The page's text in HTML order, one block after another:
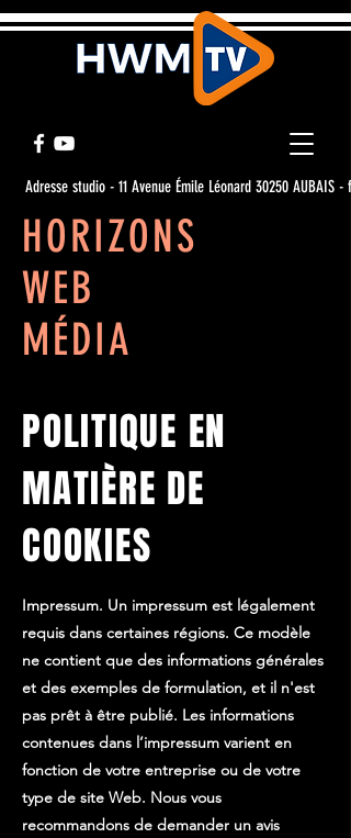
HORIZONS
WEB
MÉDIA
Adresse studio - 11 Avenue Émile Léonard 30250 AUBAIS -
POLITIQUE EN
MATIÈRE DE
COOKIES
Impressum. Un impressum est légalement
requis dans certaines régions. Ce modèle
ne contient que des informations générales
et des exemples de formulation, et il n'est
pas prêt à être publié. Les informations
contenues dans l’impressum varient en
fonction de votre entreprise ou de votre
type de site Web. Nous vous
recommandons de demander un avis